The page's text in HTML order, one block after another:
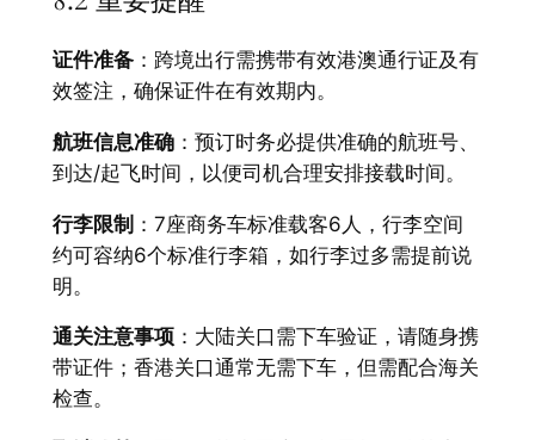
证件准备：跨境出行需携带有效港澳通行证及有
效签注，确保证件在有效期内。
航班信息准确：预订时务必提供准确的航班号、
到达/起飞时间，以便司机合理安排接载时间。
行李限制 ：7座商务车标准载客6人，行李空间
约可容纳6个标准行李箱，如行李过多需提前说
明。
通关注意事项：大陆关口需下车验证，请随身携
带证件；香港关口通常无需下车，但需配合海关
检查。